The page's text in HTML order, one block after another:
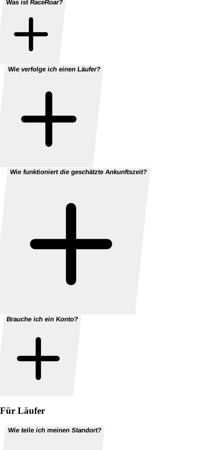
Was ist RaceRoar?
Wie verfolge ich einen Läufer?
Wie funktioniert die geschätzte Ankunftszeit?
Brauche ich ein Konto?
Für Läufer
Wie teile ich meinen Standort?